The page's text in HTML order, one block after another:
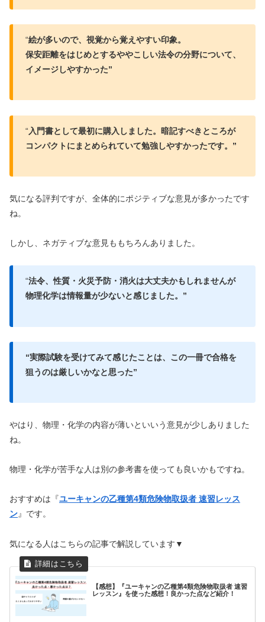
“絵が多いので、視覚から覚えやすい印象。
保安距離をはじめとするややこしい法令の分野について、
イメージしやすかった”
“ 入門書として最初に購入しました。暗記すべきところが
コンパクトにまとめられていて勉強しやすかったです。”
気になる評判ですが、全体的にポジティブな意見が多かったです
ね。
しかし、ネガティブな意見ももちろんありました。
“法令、性質・火災予防・消火は大丈夫かもしれませんが
物理化学は情報量が少ないと感じました。”
“実際試験を受けてみて感じたことは、この一冊で合格を
狙うのは厳しいかなと思った”
やはり、物理・化学の内容が薄いといいう意見が少しありました
ね。
物理・化学が苦手な人は別の参考書を使っても良いかもですね。
おすすめは『ユーキャンの乙種第4類危険物取扱者 速習レッス
ン』です。
気になる人はこちらの記事で解説しています▼
【感想】『ユーキャンの乙種第4類危険物取扱者 速習
レッスン』を使った感想！良かった点など紹介！